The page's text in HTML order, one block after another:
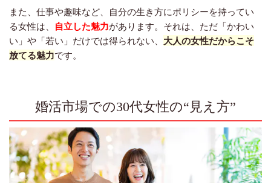
また、仕事や趣味など、自分の生き方にポリシーを持ってい
る女性は、
自立した魅力があります。それは、ただ「かわい
い」や「若い」だけでは得られない、 大人の女性だからこそ
放てる魅力です。
婚活市場での30代女性の“見え方”